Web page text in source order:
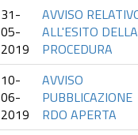
31-
05-
2019
AVVISO
ALL'ESITO DELLA
PROCEDURA
10-
06-
2019
AVVISO
PUBBLICAZIONE
RDO APERTA